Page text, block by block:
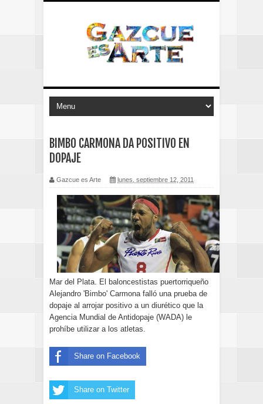
BIMBO CARMONA DA POSITIVO EN
DOPAJE
Gazcue es Arte lunes, septiembre 12, 2011
Mar del Plata. El baloncestistas puertorriqueño
Alejandro 'Bimbo' Carmona falló una prueba de
dopaje al arrojar positivo a un diurético que la
Agencia Mundial de Antidopaje (WADA) le
prohíbe utilizar a los atletas.
Share on Facebook
Share on Twitter